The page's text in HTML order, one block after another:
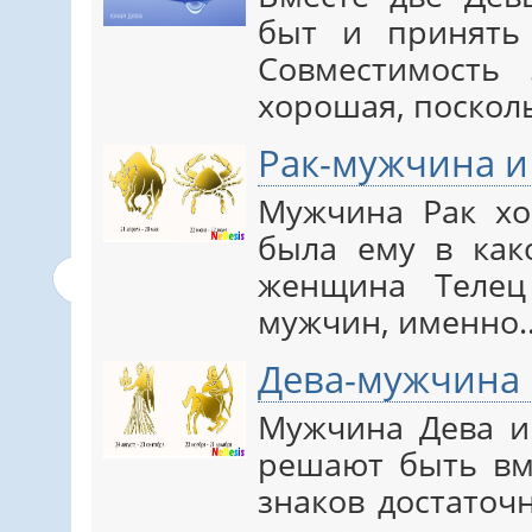
быт и принять
Совместимость
хорошая,
Рак-мужчина
Мужчина Рак
была ему в
женщина
мужчин,
Дева-
Мужчина Дева
решают быть
знаков